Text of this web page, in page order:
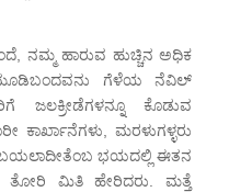
ನಮ್ಮ ಹಾರುವ ಹುಚ್ಚಿನ ಅಧಿಕ
ಗೆಳೆಯ ನೆವಿಲ್
ಜಲಕ್ರೀಡೆಗಳನ್ನೂ ಕೊಡುವ
ಕಾರ್ಖಾನೆಗಳು, ಮರಳುಗಳ್ಳರು
ಬಯಲಾದೀತೆಂಬ ಭಯದಲ್ಲಿ ಈತನ
ತೋರಿ ಮಿತಿ ಹೇರಿದರು. ಮತ್ತೆ